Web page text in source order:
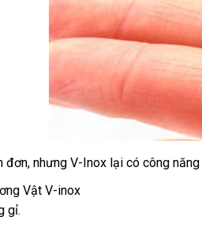
đơnđăng
ký
, giao
hàng
nhưng V-Inox lại có công năng
Vật V-inox
gỉ.